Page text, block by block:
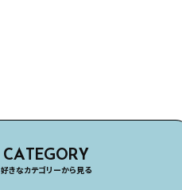
CATEGORY
好きなカテゴリーから見る